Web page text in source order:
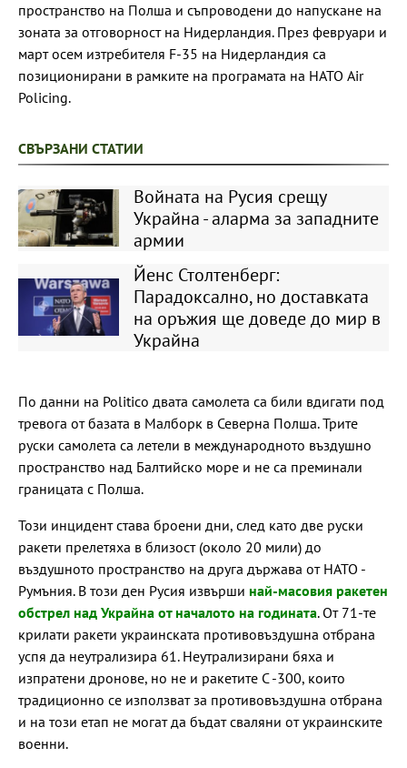
пространство на Полша и съпроводени до напускане на
зоната за отговорност на Нидерландия. През февруари и
март осем изтребителя F-35 на Нидерландия са
позиционирани в рамките на програмата на НАТО Air
Policing.
СВЪРЗАНИ СТАТИИ
Войната на Русия срещу
Украйна - аларма за западните
армии
Йенс Столтенберг:
Парадоксално, но доставката
на оръжия ще доведе до мир в
Украйна
По данни на Politico двата самолета са били вдигати под
тревога от базата в Малборк в Северна Полша. Трите
руски самолета са летели в международното въздушно
пространство над Балтийско море и не са преминали
границата с Полша.
Този инцидент става броени дни, след като две руски
ракети прелетяха в близост (около 20 мили) до
въздушното пространство на друга държава от НАТО -
Румъния. В този ден Русия извърши най-масовия ракетен
обстрел над Украйна от началото на годината. От 71-те
крилати ракети украинската противовъздушна отбрана
успя да неутрализира 61. Неутрализирани бяха и
изпратени дронове, но не и ракетите С -300, които
традиционно се използват за противовъздушна отбрана
и на този етап не могат да бъдат сваляни от украинските
военни.